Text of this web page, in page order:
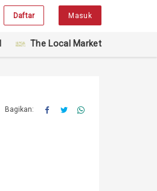
Daftar Masuk
The Local Market
Bagikan: